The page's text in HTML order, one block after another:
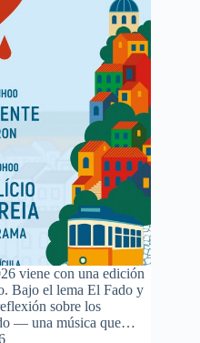
viene con una edición
Bajo el lema El Fado y
sobre los
— una música que…